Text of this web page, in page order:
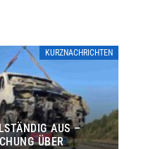
KURZNACHRICHTEN
AUS –
ÜBER